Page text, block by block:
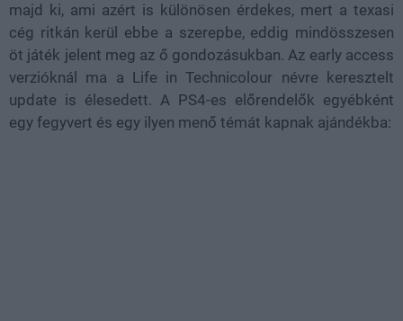
majd ki, ami azért is különösen érdekes, mert a texasi
cég ritkán kerül ebbe a szerepbe, eddig mindösszesen
öt játék jelent meg az ő gondozásukban. Az early access
verzióknál ma a Life in Technicolour névre keresztelt
update is élesedett. A PS4-es előrendelők egyébként
egy fegyvert és egy ilyen menő témát kapnak ajándékba: